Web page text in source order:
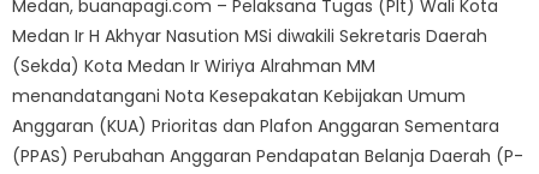
Medan, buanapagi.com – Pelaksana Tugas (Plt) Wali Kota
Medan Ir H Akhyar Nasution MSi diwakili Sekretaris Daerah
(Sekda) Kota Medan Ir Wiriya Alrahman MM
menandatangani Nota Kesepakatan Kebijakan Umum
Anggaran (KUA) Prioritas dan Plafon Anggaran Sementara
(PPAS) Perubahan Anggaran Pendapatan Belanja Daerah (P-